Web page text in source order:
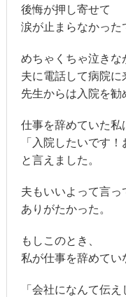
後悔が押し寄せて
涙が止まらなかった
めちゃくちゃ泣きな
夫に電話して病院に
先生からは入院を勧
仕事を辞めていた私
「入院したいです！
と言えました。
夫もいいよって言っ
ありがたかった。
もしこのとき、
私が仕事を辞めてい
「会社になんて伝え